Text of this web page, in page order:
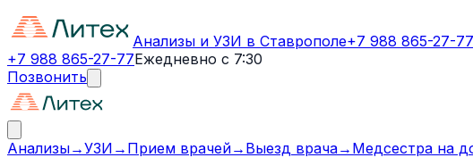
Анализы и УЗИ в Ставрополе+7 988 865-27-77
+7 988 865-27-77Ежедневно с 7:30
Позвонить
Анализы→УЗИ → Прием врачей→ Выезд врача→ Медсестра на